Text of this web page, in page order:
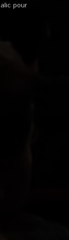
pour